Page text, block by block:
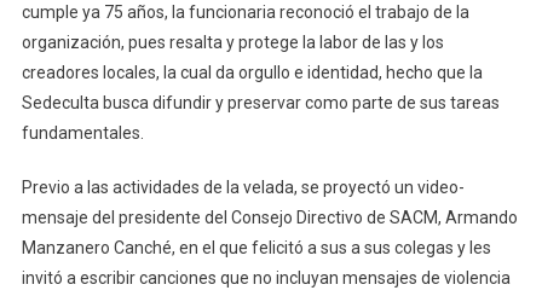
cumple ya 75 años, la funcionaria reconoció el trabajo de la
organización, pues resalta y protege la labor de las y los
creadores locales, la cual da orgullo e identidad, hecho que la
Sedeculta busca difundir y preservar como parte de sus tareas
fundamentales.
Previo a las actividades de la velada, se proyectó un video-
mensaje del presidente del Consejo Directivo de SACM, Armando
Manzanero Canché, en el que felicitó a sus a sus colegas y les
invitó a escribir canciones que no incluyan mensajes de violencia